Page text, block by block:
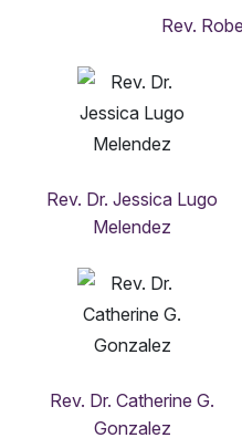
Rev.
Rev. Dr. Jessica Lugo
Melendez
Rev. Dr. Catherine G.
Gonzalez